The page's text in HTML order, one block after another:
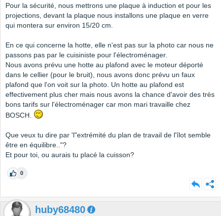
Pour la sécurité, nous mettrons une plaque à induction et pour les
projections, devant la plaque nous installons une plaque en verre
qui montera sur environ 15/20 cm.
En ce qui concerne la hotte, elle n'est pas sur la photo car nous ne
passons pas par le cuisiniste pour l'électroménager.
Nous avons prévu une hotte au plafond avec le moteur déporté
dans le cellier (pour le bruit), nous avons donc prévu un faux
plafond que l'on voit sur la photo. Un hotte au plafond est
effectivement plus cher mais nous avons la chance d'avoir des très
bons tarifs sur l'électroménager car mon mari travaille chez
BOSCH.
Que veux tu dire par 'l"extrémité du plan de travail de l'îlot semble
être en équilibre.."?
Et pour toi, ou aurais tu placé la cuisson?
0
huby68480